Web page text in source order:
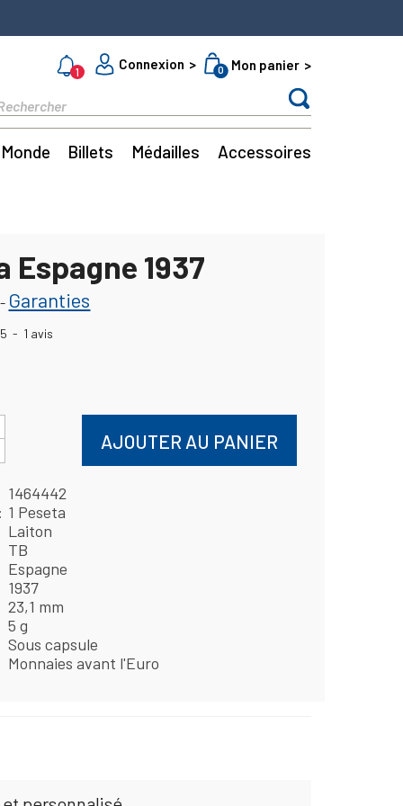
1
Connexion 0 Mon panier
Monde Billets Médailles Accessoires
Espagne 1937
Garanties
5 - 1 avis
AJOUTER AU PANIER
1464442
1 Peseta
Laiton
TB
Espagne
1937
23,1 mm
5 g
Sous capsule
Monnaies avant l'Euro